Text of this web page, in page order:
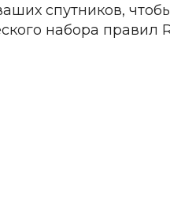
спутников,
набора правил